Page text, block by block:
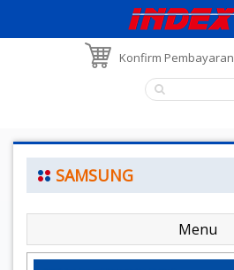
Konfirm Pembayaran
SAMSUNG
Menu